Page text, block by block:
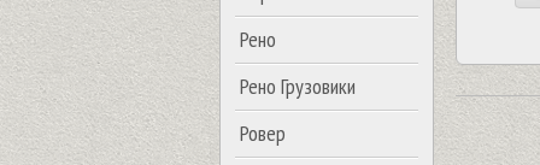
Рено
Рено Грузовики
Ровер